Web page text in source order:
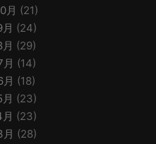
月 (21)
(24)
(29)
(14)
(18)
(23)
(23)
(28)